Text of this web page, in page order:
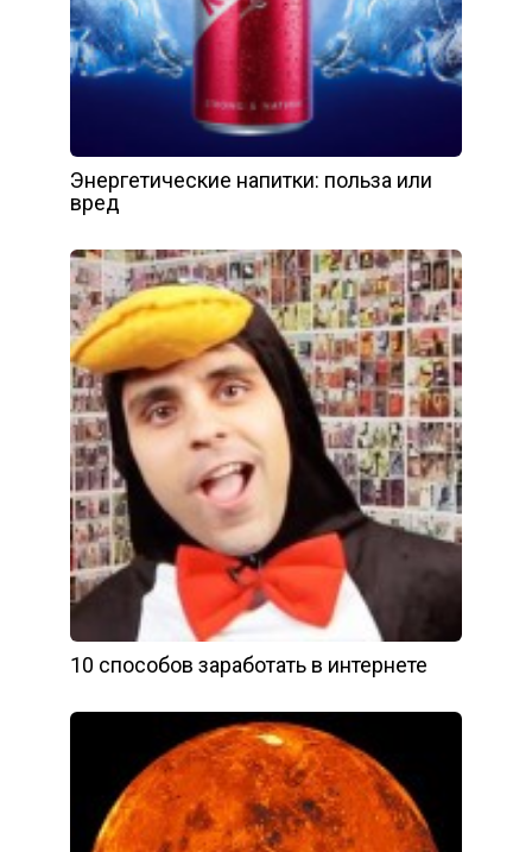
Энергетические напитки: польза или
вред
10 способов заработать в интернете